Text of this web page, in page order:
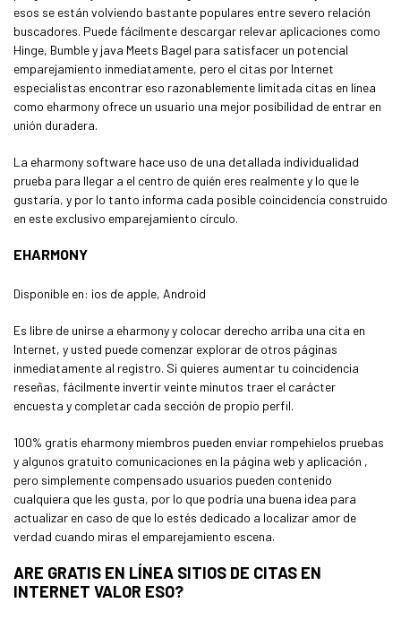
esos se están volviendo bastante populares entre severo relación
buscadores. Puede fácilmente descargar relevar aplicaciones como
Hinge, Bumble y java Meets Bagel para satisfacer un potencial
emparejamiento inmediatamente, pero el citas por Internet
especialistas encontrar eso razonablemente limitada citas en línea
como eharmony ofrece un usuario una mejor posibilidad de entrar en
unión duradera.
La eharmony software hace uso de una detallada individualidad
prueba para llegar a el centro de quién eres realmente y lo que le
gustaría, y por lo tanto informa cada posible coincidencia construido
en este exclusivo emparejamiento círculo.
EHARMONY
Disponible en: ios de apple, Android
Es libre de unirse a eharmony y colocar derecho arriba una cita en
Internet, y usted puede comenzar explorar de otros páginas
inmediatamente al registro. Si quieres aumentar tu coincidencia
reseñas, fácilmente invertir veinte minutos traer el carácter
encuesta y completar cada sección de propio perfil.
100% gratis eharmony miembros pueden enviar rompehielos pruebas
y algunos gratuito comunicaciones en la página web y aplicación ,
pero simplemente compensado usuarios pueden contenido
cualquiera que les gusta, por lo que podría una buena idea para
actualizar en caso de que lo estés dedicado a localizar amor de
verdad cuando miras el emparejamiento escena.
ARE GRATIS EN LÍNEA SITIOS DE CITAS EN
INTERNET VALOR ESO?